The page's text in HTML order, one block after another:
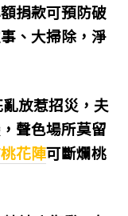
捐款可預防破
、大掃除，淨
放惹招災，夫
聲色場所莫留
花陣可斷爛桃